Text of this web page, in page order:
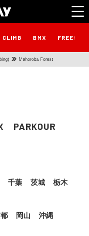
CLIMB BMX
Mahoroba Forest
PARKOUR
千葉 茨城
栃木
岡山 沖縄